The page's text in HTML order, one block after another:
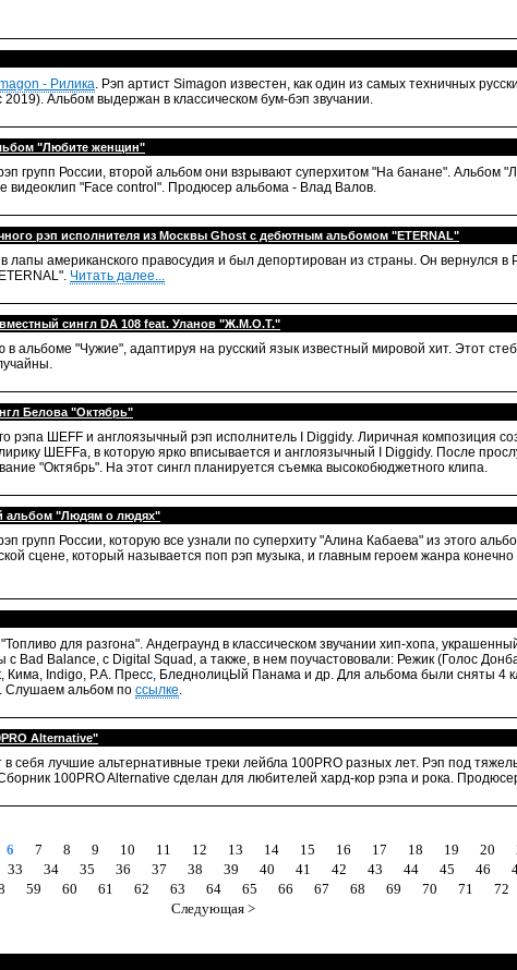
- Рилика. Рэп артист Simagon известен, как один из самых техничных
2019). Альбом выдержан в классическом бум-бэп звучании.
"Любите женщин"
групп России, второй альбом они взрывают суперхитом "На банане". Альбом
видеоклип "Face control". Продюсер альбома - Влад Валов.
рэп исполнителя из Москвы Ghost с дебютным альбомом "ETERNAL"
американского правосудия и был депортирован из страны. Он вернулся в
Читать далее...
сингл DA 108 feat. Уланов "Ж.М.О.Т."
альбоме "Чужие", адаптируя на русский язык известный мировой хит. Этот
Белова "Октябрь"
рэпа ШЕFF и англоязычный рэп исполнитель I Diggidy. Лиричная композиция
ШЕFFа, в которую ярко вписывается и англоязычный I Diggidy. После
"Октябрь". На этот сингл планируется съемка высокобюджетного клипа.
альбом "Людям о людях"
групп России, которую все узнали по суперхиту "Алина Кабаева" из этого
сцене, который называется поп рэп музыка, и главным героем жанра
для разгона". Андеграунд в классическом звучании хип-хопа,
с Bad Balance, с Digital Squad, а также, в нем поучастововали: Режик (Голос
Кима, Indigo, Р.А. Пресс, БледнолицЫй Панама и др. Для альбома были сняты 4
Слушаем альбом по ссылке.
Alternative"
себя лучшие альтернативные треки лейбла 100PRO разных лет. Рэп под
100PRO Alternative сделан для любителей хард-кор рэпа и рока.
6 7 8 9 10 11 12 13 14 15 16 17 18 19 20
33 34 35 36 37 38 39 40 41 42 43 44 45 46
59 60 61 62 63 64 65 66 67 68 69 70 71 72
Следующая >